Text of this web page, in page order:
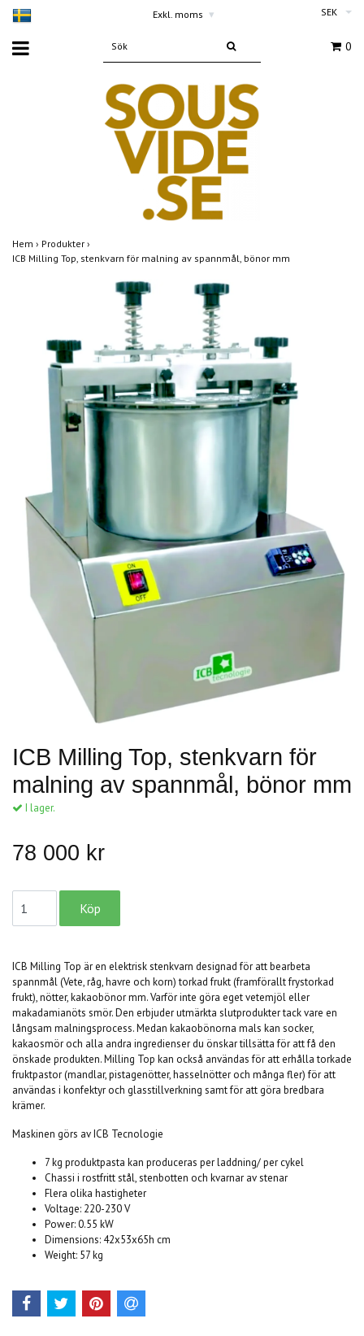
Exkl. moms ▾ SEK
0
Hem › Produkter ›
ICB Milling Top, stenkvarn för malning av spannmål, bönor mm
ICB Milling Top, stenkvarn för
malning av spannmål, bönor mm
I lager.
78 000 kr
ICB Milling Top är en elektrisk stenkvarn designad för att bearbeta
spannmål (Vete, råg, havre och korn) torkad frukt (framförallt frystorkad
frukt), nötter, kakaobönor mm. Varför inte göra eget vetemjöl eller
makadamianöts smör. Den erbjuder utmärkta slutprodukter tack vare en
långsam malningsprocess. Medan kakaobönorna mals kan socker,
kakaosmör och alla andra ingredienser du önskar tillsätta för att få den
önskade produkten. Milling Top kan också användas för att erhålla torkade
fruktpastor (mandlar, pistagenötter, hasselnötter och många fler) för att
användas i konfektyr och glasstillverkning samt för att göra bredbara
krämer.
Maskinen görs av ICB Tecnologie
7 kg produktpasta kan produceras per laddning/ per cykel
Chassi i rostfritt stål, stenbotten och kvarnar av stenar
Flera olika hastigheter
Voltage: 220-230 V
Power: 0.55 kW
Dimensions: 42x53x65h cm
Weight: 57 kg